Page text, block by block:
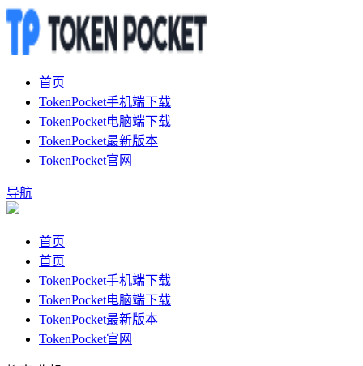
首页
TokenPocket手机端下载
TokenPocket电脑端下载
TokenPocket最新版本
TokenPocket官网
导航
首页
首页
TokenPocket手机端下载
TokenPocket电脑端下载
TokenPocket最新版本
TokenPocket官网